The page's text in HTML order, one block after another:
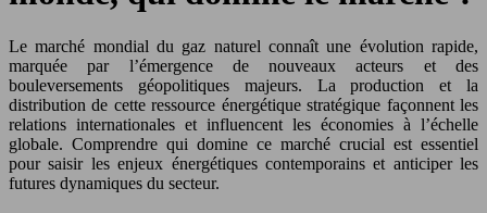
Le marché mondial du gaz naturel connaît une évolution rapide,
marquée par l’émergence de nouveaux acteurs et des
bouleversements géopolitiques majeurs. La production et la
distribution de cette ressource énergétique stratégique façonnent les
relations internationales et influencent les économies à l’échelle
globale. Comprendre qui domine ce marché crucial est essentiel
pour saisir les enjeux énergétiques contemporains et anticiper les
futures dynamiques du secteur.